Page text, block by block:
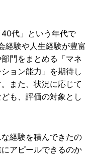
代」という年代で
経験や人生経験が豊富
門をまとめる「マネ
ョン能力」を期待し
また、状況に応じて
も、評価の対象とし
経験を積んできたの
アピールできるのか